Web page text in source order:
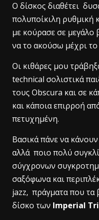
Ο δίσκος διαθέτει
πολυποίκιλη ρυθμική
με κούρασε σε μεγάλο
να το ακούσω μέχρι το
Οι κιθάρες μου
technical σολιστικά
τους Οbscura και σε
και κάποια επιρροή
πετυχημένη.
Βασικά πάνε να
αλλά ποιο πολύ
σύγχρονων
σαξόφωνα και
jazz, πράγματα που τα
δίσκο των Imperial